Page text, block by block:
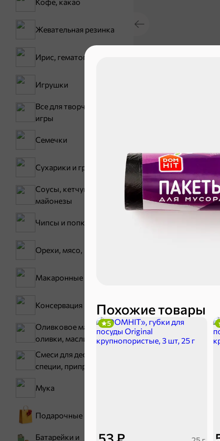
Похожие товары
5
Жевательная резинка
Ирис, гематоген
Игрушки
Все для творчества,
игры
Семечки
Сухарики и гренки
Соусы, кетчупы,
майонезы
Чипсы и попкорн
Орехи, мясо, рыба
Макаронные изделия
Консервация
Оливковое масло,
оливки, маслины
Смеси для десертов,
специи, приправы
Мука
Подарочные пакеты
Батарейки и
Конфеты
Зефир, мармелад
Карамель
Снеки и